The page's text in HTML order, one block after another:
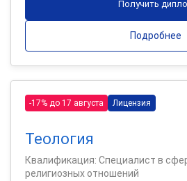
Получить
Подробнее
-17% до 17 августа Лицензия
Теология
Квалификация: Специалист в
религиозных отношений